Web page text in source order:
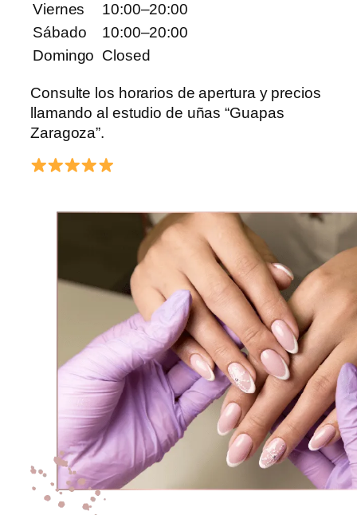
Viernes
10:00–20:00
Sábado
10:00–20:00
Domingo Closed
Consulte los horarios de apertura y precios
llamando al estudio de uñas “Guapas
Zaragoza”.